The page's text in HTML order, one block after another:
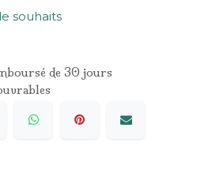
souhaits
de 30 jours